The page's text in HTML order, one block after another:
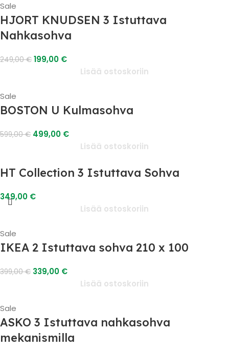
Sale
HJORT KNUDSEN 3 Istuttava
Nahkasohva
249,00€ 199,00 €
Lisää ostoskoriin
Sale
BOSTON U Kulmasohva
599,00€ 499,00 €
Lisää ostoskoriin
HT Collection 3 Istuttava Sohva
349,00 €
Lisää ostoskoriin
Sale
IKEA 2 Istuttava sohva 210 x 100
399,00€ 339,00 €
Lisää ostoskoriin
Sale
ASKO 3 Istuttava nahkasohva
mekanismilla